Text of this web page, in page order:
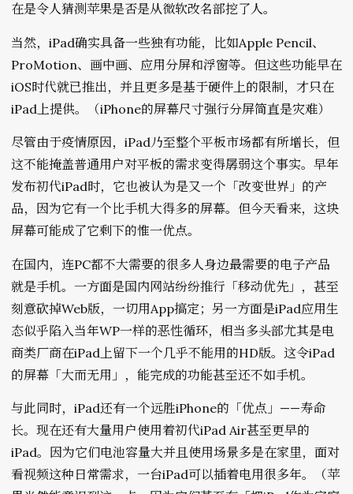
在是令人猜测苹果是否是从微软改名部挖了人。
当然，iPad确实具备一些独有功能，比如Apple Pencil、
ProMotion、画中画、应用分屏和浮窗等。但这些功能早在
iOS时代就已推出，并且更多是基于硬件上的限制，才只在
iPad上提供。（iPhone的屏幕尺寸强行分屏简直是灾难）
尽管由于疫情原因，iPad乃至整个平板市场都有所增长，但
这不能掩盖普通用户对平板的需求变得孱弱这个事实。早年
发布初代iPad时，它也被认为是又一个「改变世界」的产
品，因为它有一个比手机大得多的屏幕。但今天看来，这块
屏幕可能成了它剩下的惟一优点。
在国内，连PC都不大需要的很多人身边最需要的电子产品
就是手机。一方面是国内网站纷纷推行「移动优先」，甚至
刻意砍掉Web版，一切用App搞定；另一方面是iPad应用生
态似乎陷入当年WP一样的恶性循环，相当多头部尤其是电
商类厂商在iPad上留下一个几乎不能用的HD版。这令iPad
的屏幕「大而无用」，能完成的功能甚至还不如手机。
与此同时，iPad还有一个远胜iPhone的「优点」——寿命
长。现在还有大量用户使用着初代iPad Air甚至更早的
iPad。因为它们电池容量大并且使用场景多是在家里，面对
看视频这种日常需求，一台iPad可以插着电用很多年。（苹